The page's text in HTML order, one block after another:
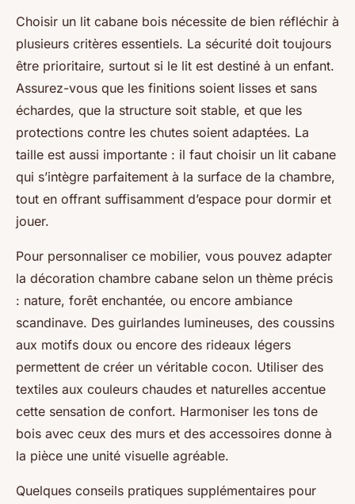
Choisir un lit cabane bois nécessite de bien réfléchir à
plusieurs critères essentiels. La sécurité doit toujours
être prioritaire, surtout si le lit est destiné à un enfant.
Assurez-vous que les finitions soient lisses et sans
échardes, que la structure soit stable, et que les
protections contre les chutes soient adaptées. La
taille est aussi importante : il faut choisir un lit cabane
qui s’intègre parfaitement à la surface de la chambre,
tout en offrant suffisamment d’espace pour dormir et
jouer.
Pour personnaliser ce mobilier, vous pouvez adapter
la décoration chambre cabane selon un thème précis
: nature, forêt enchantée, ou encore ambiance
scandinave. Des guirlandes lumineuses, des coussins
aux motifs doux ou encore des rideaux légers
permettent de créer un véritable cocon. Utiliser des
textiles aux couleurs chaudes et naturelles accentue
cette sensation de confort. Harmoniser les tons de
bois avec ceux des murs et des accessoires donne à
la pièce une unité visuelle agréable.
Quelques conseils pratiques supplémentaires pour